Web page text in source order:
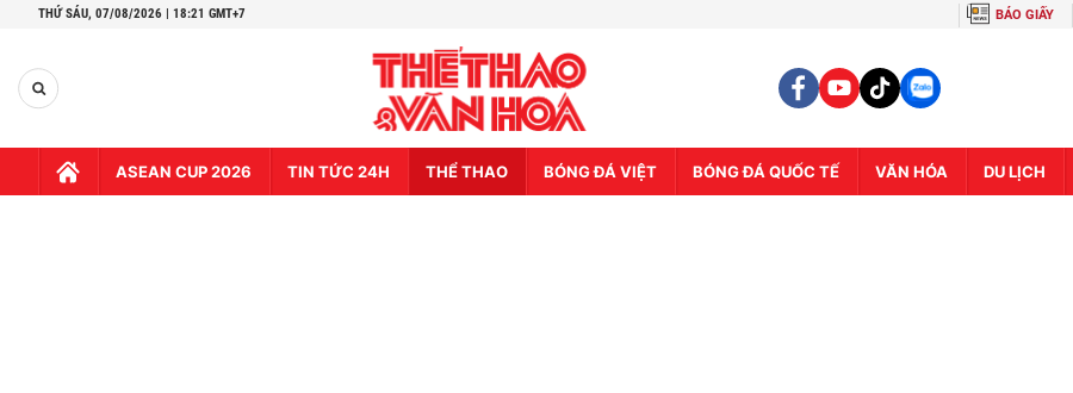
THỨ SÁU, 07/08/2026 | 18:21 GMT+7 BÁO GIẤY
ASEAN CUP 2026 TIN TỨC 24H THỂ THAO BÓNG ĐÁ VIỆT BÓNG ĐÁ QUỐC TẾ VĂN HÓA DU LỊCH